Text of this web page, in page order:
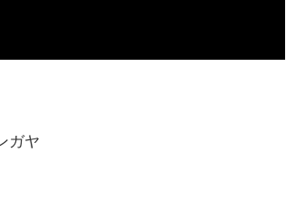
ガヤ